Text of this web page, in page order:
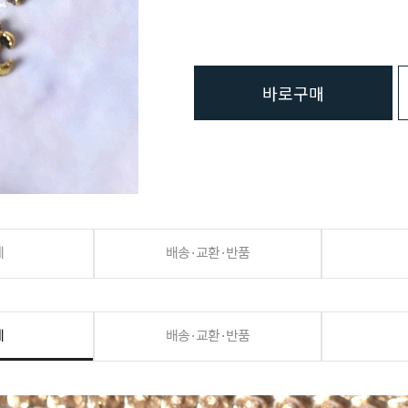
바로구매
배송·교환·반품
배송·교환·반품